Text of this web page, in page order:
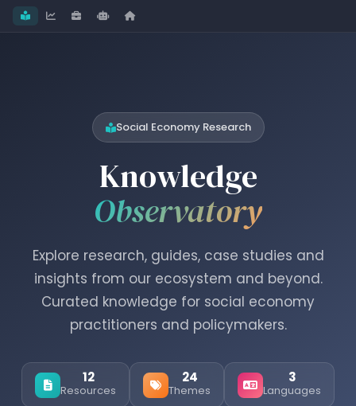
Social Economy Research
Knowledge
Observatory
Explore research, guides, case studies and
insights from our ecosystem and beyond.
Curated knowledge for social economy
practitioners and policymakers.
12
Resources
24
Themes
3
Languages